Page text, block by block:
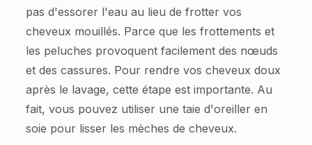
pas d'essorer l'eau au lieu de frotter vos
cheveux mouillés. Parce que les frottements et
les peluches provoquent facilement des nœuds
et des cassures. Pour rendre vos cheveux doux
après le lavage, cette étape est importante. Au
fait, vous pouvez utiliser une taie d'oreiller en
soie pour lisser les mèches de cheveux.